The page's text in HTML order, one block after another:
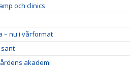
och clinics
– nu i vårformat
sant
akademi